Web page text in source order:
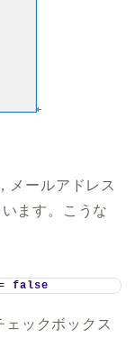
メールアドレス
ます。こうな
false
ックボックス